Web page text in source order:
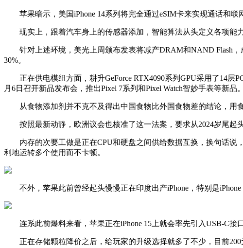
苹果暗示，美国iPhone 14系列将完全通过eSIM卡来实现通话和联
现实上，跟着汽车身上的传感器添加，智能算法从头定义各项能力
针对上述环境，美光上周颁布发表将减产DRAM和NAND Flash，
30%。
正在供电模组方面，耕升GeForce RTX4090系列GPU采用了14层
月6日召开新品发布会，推出Pixel 7系列和Pixel Watch智妙手表等新品。
从食物添加剂并不克不及得出中国食物比外国食物差的结论，用
按照最新动静，欧洲议会也核准了这一法案，要求从2024岁尾起
内存的次要工做是正在CPU和硬盘之间供给数据互换，换句话说
利地运转多个使用而不卡顿。
不外，苹果此前曾经起头慢慢正在印度出产iPhone，特别是iPhone
连系此前爆料来看，苹果正在iPhone 15上就会率先引入USB-C接
正在存储颗粒降价之后，给玩家的升级选择就多了不少，目前200